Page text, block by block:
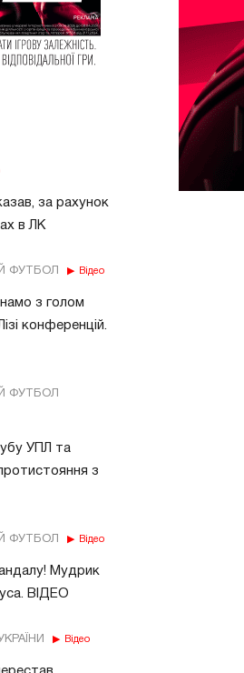
за рахунок
в ЛК
ФУТБОЛ Відео
з голом
конференцій.
ФУТБОЛ
УПЛ та
з
ФУТБОЛ Відео
Мудрик
ВІДЕО
Відео